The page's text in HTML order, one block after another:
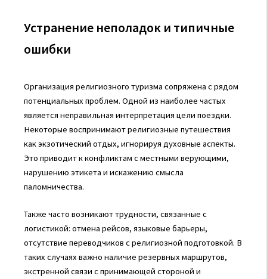
Устранение неполадок и типичные
ошибки
Организация религиозного туризма сопряжена с рядом
потенциальных проблем. Одной из наиболее частых
является неправильная интерпретация цели поездки.
Некоторые воспринимают религиозные путешествия
как экзотический отдых, игнорируя духовные аспекты.
Это приводит к конфликтам с местными верующими,
нарушению этикета и искажению смысла
паломничества.
Также часто возникают трудности, связанные с
логистикой: отмена рейсов, языковые барьеры,
отсутствие переводчиков с религиозной подготовкой. В
таких случаях важно наличие резервных маршрутов,
экстренной связи с принимающей стороной и